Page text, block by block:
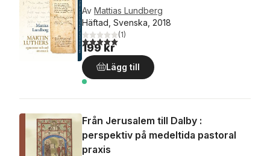
Av Mattias Lundberg
Häftad, Svenska, 2018
5,0utav 5 stjärnor. Totalt antal röster:
(1)
199 kr
Lägg till
Från Jerusalem till Dalby :
perspektiv på medeltida pastoral
praxis